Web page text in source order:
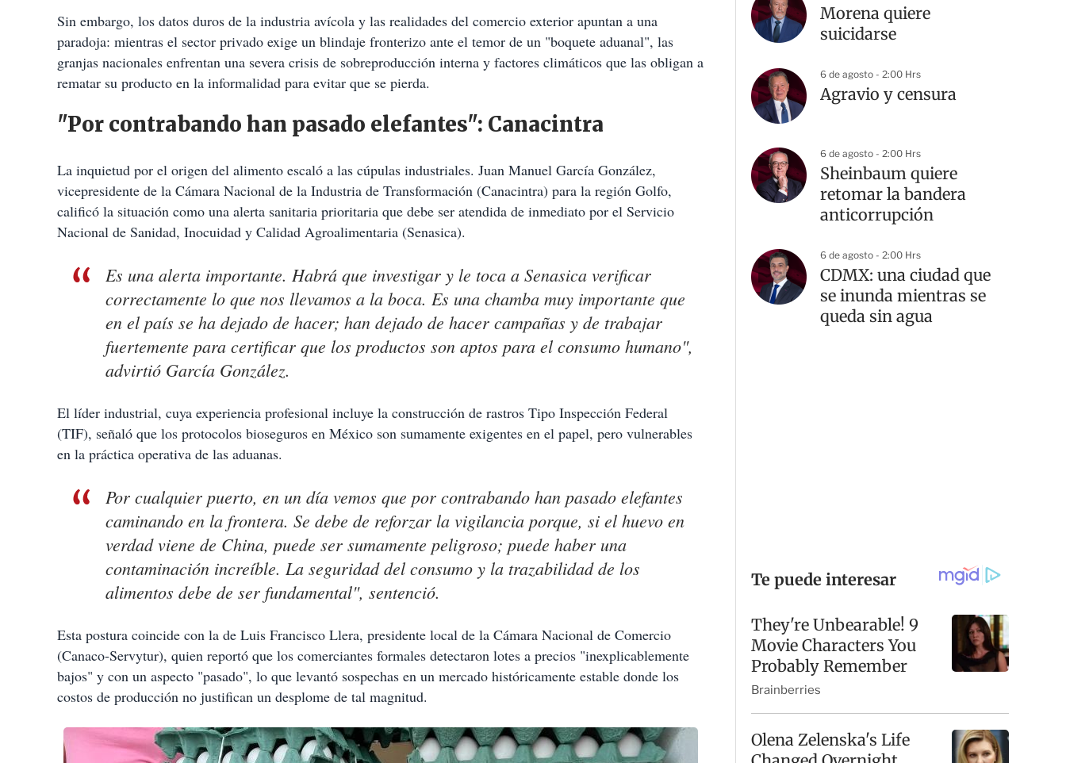
Sin embargo, los datos duros de la industria avícola y las realidades del comercio exterior apuntan a una
paradoja: mientras el sector privado exige un blindaje fronterizo ante el temor de un "boquete aduanal", las
granjas nacionales enfrentan una severa crisis de sobreproducción interna y factores climáticos que las obligan a
rematar su producto en la informalidad para evitar que se pierda.
"Por contrabando han pasado elefantes": Canacintra
La inquietud por el origen del alimento escaló a las cúpulas industriales. Juan Manuel García González,
vicepresidente de la Cámara Nacional de la Industria de Transformación (Canacintra) para la región Golfo,
calificó la situación como una alerta sanitaria prioritaria que debe ser atendida de inmediato por el Servicio
Nacional de Sanidad, Inocuidad y Calidad Agroalimentaria (Senasica).
Es una alerta importante. Habrá que investigar y le toca a Senasica verificar
correctamente lo que nos llevamos a la boca. Es una chamba muy importante que
en el país se ha dejado de hacer; han dejado de hacer campañas y de trabajar
fuertemente para certificar que los productos son aptos para el consumo humano",
advirtió García González.
El líder industrial, cuya experiencia profesional incluye la construcción de rastros Tipo Inspección Federal
(TIF), señaló que los protocolos bioseguros en México son sumamente exigentes en el papel, pero vulnerables
en la práctica operativa de las aduanas.
Por cualquier puerto, en un día vemos que por contrabando han pasado elefantes
caminando en la frontera. Se debe de reforzar la vigilancia porque, si el huevo en
verdad viene de China, puede ser sumamente peligroso; puede haber una
contaminación increíble. La seguridad del consumo y la trazabilidad de los
alimentos debe de ser fundamental", sentenció.
Esta postura coincide con la de Luis Francisco Llera, presidente local de la Cámara Nacional de Comercio
(Canaco-Servytur), quien reportó que los comerciantes formales detectaron lotes a precios "inexplicablemente
bajos" y con un aspecto "pasado", lo que levantó sospechas en un mercado históricamente estable donde los
costos de producción no justifican un desplome de tal magnitud.
Morena quiere
suicidarse
6 de agosto - 2:00 Hrs
Agravio y censura
6 de agosto - 2:00 Hrs
Sheinbaum quiere
retomar la bandera
anticorrupción
6 de agosto - 2:00 Hrs
CDMX: una ciudad que
se inunda mientras se
queda sin agua